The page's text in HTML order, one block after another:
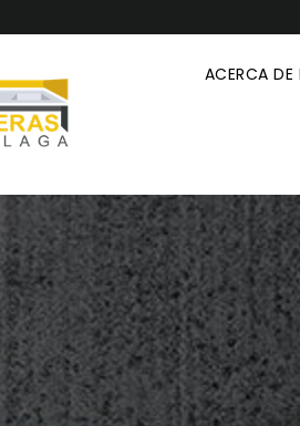
ACERCA